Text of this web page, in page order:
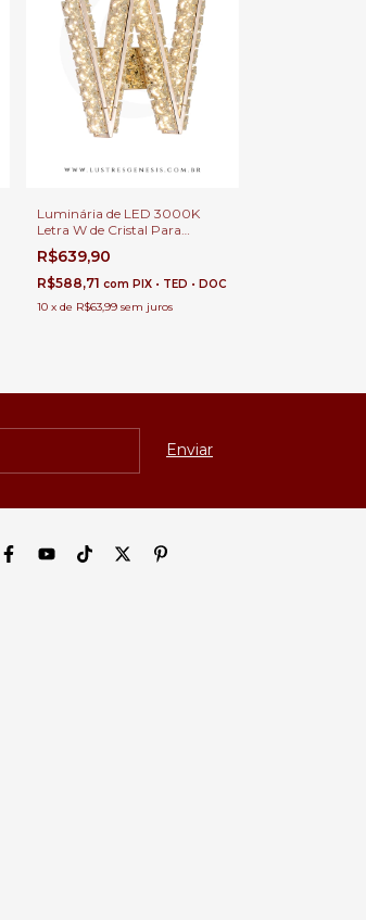
Luminária de LED 3000K
Letra W de Cristal Para
Cabeceira de Cama, Sala de
Estar, Quarto Infantil e
Escritório
R$639,90
R$588,71 com PIX • TED • DOC
10 x de R$63,99 sem juros